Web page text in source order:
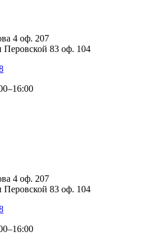
4 оф. 207
83 оф. 104
4 оф. 207
83 оф. 104